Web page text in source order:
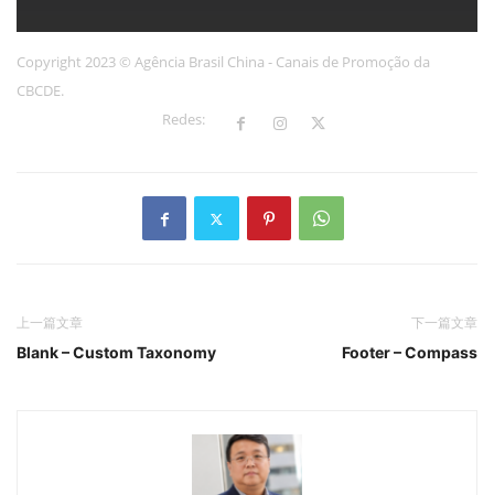
Copyright 2023 © Agência Brasil China - Canais de Promoção da
CBCDE.
Redes:
上一篇文章
Blank – Custom Taxonomy
下一篇文章
Footer – Compass